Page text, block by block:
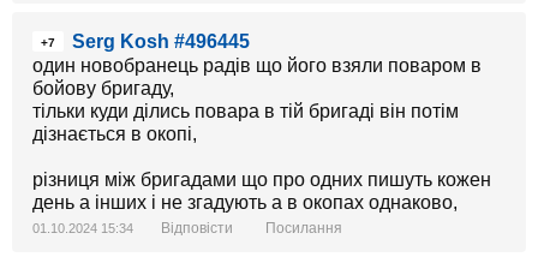
+7
Serg Kosh #496445
один новобранець радів що його взяли поваром в
бойову бригаду,
тільки куди ділись повара в тій бригаді він потім
дізнається в окопі,
різниця між бригадами що про одних пишуть кожен
день а інших і не згадують а в окопах однаково,
01.10.2024 15:34 Відповісти Посилання